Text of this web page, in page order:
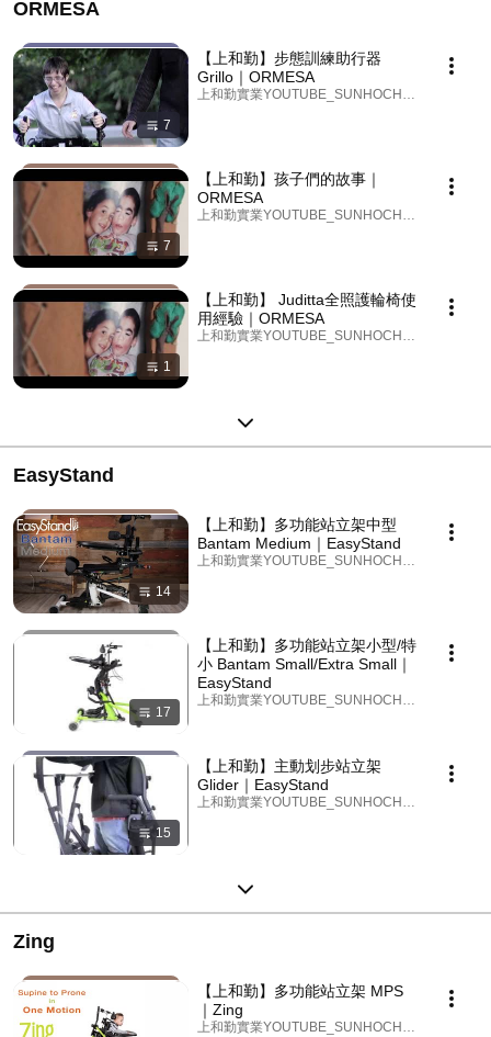
ORMESA
7
【上和勤】步態訓練助行器
Grillo｜ORMESA
上和勤實業YOUTUBE_SUNHOCHIN · Playlist
7
【上和勤】孩子們的故事｜
ORMESA
上和勤實業YOUTUBE_SUNHOCHIN · Playlist
1
【上和勤】 Juditta全照護輪椅使
用經驗｜ORMESA
上和勤實業YOUTUBE_SUNHOCHIN · Playlist
EasyStand
14
【上和勤】多功能站立架中型
Bantam Medium｜EasyStand
上和勤實業YOUTUBE_SUNHOCHIN · Playlist
17
【上和勤】多功能站立架小型/特
小 Bantam Small/Extra Small｜
EasyStand
上和勤實業YOUTUBE_SUNHOCHIN · Playlist
15
【上和勤】主動划步站立架
Glider｜EasyStand
上和勤實業YOUTUBE_SUNHOCHIN · Playlist
Zing
【上和勤】多功能站立架 MPS
｜Zing
上和勤實業YOUTUBE_SUNHOCHIN · Playlist